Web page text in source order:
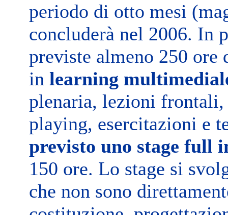
periodo di otto mesi
concluderà nel 2006. In
previste almeno 250
in learning
plenaria, lezioni frontali,
playing, esercitazioni e
previsto uno stage full
150 ore. Lo stage si
che non sono